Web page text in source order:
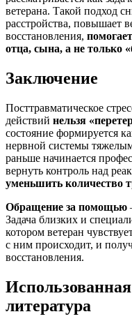
ветерана. Такой подход
расстройства, повышает
восстановления,
отца, сына, а не только
Заключение
Посттравматическое
действий нельзя
состояние формируется
нервной системы
раньше начинается
вернуть контроль над
уменьшить количество
Обращение за помощью
Задача близких и
котором ветеран
с ним происходит, и
восстановления.
литература